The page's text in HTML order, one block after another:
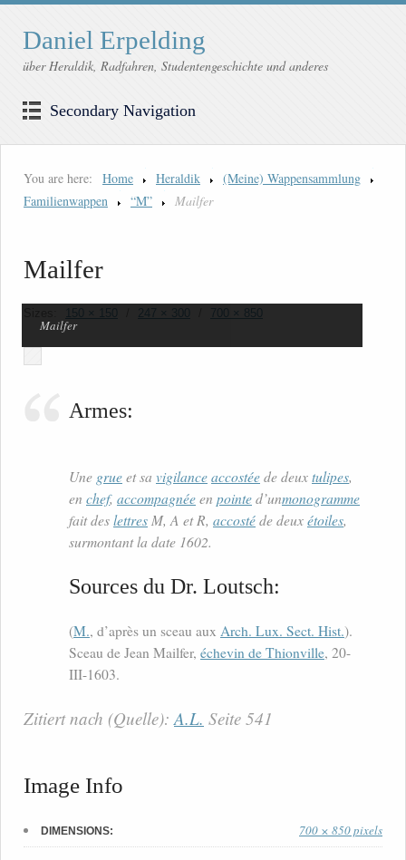
Daniel Erpelding
über Heraldik, Radfahren, Studentengeschichte und anderes
Secondary Navigation
You are here: Home Heraldik
(Meine) Wappensammlung
Familienwappen
“M” Mailfer
Mailfer
150 × 150 247 × 300 700 × 850
Mailfer
Armes:
Une grueet sa vigilanceaccostéede deuxtulipes,
en chef, accompagnéeen pointed’unmonogramme
fait deslettresM, A et R, accostéde deuxétoiles,
surmontant la date 1602.
Sources du Dr. Loutsch:
(M., d’après un sceau aux Arch. Lux. Sect. Hist.).
Sceau de Jean Mailfer, échevin de Thionville, 20-
III-1603.
Zitiert nach (Quelle):A.L. Seite 541
Image Info
DIMENSIONS: 700 × 850 pixels